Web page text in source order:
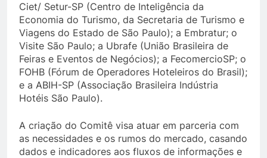
Ciet/ Setur-SP (Centro de Inteligência da
Economia do Turismo, da Secretaria de Turismo e
Viagens do Estado de São Paulo); a Embratur; o
Visite São Paulo; a Ubrafe (União Brasileira de
Feiras e Eventos de Negócios); a FecomercioSP; o
FOHB (Fórum de Operadores Hoteleiros do Brasil);
e a ABIH-SP (Associação Brasileira Indústria
Hotéis São Paulo).
A criação do Comitê visa atuar em parceria com
as necessidades e os rumos do mercado, casando
dados e indicadores aos fluxos de informações e